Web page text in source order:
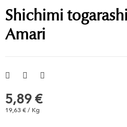
Shichimi
Amari
5,89 €
19,63 € / Kg